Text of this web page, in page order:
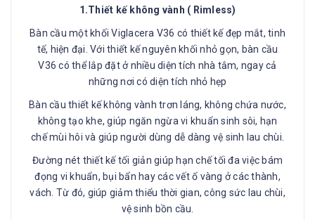
1.Thiết kế không vành ( Rimless)
Bàn cầu một khối Viglacera V36 có thiết kế đẹp mắt, tinh
tế, hiện đại. Với thiết kế nguyên khối nhỏ gọn, bàn cầu
V36 có thể lắp đặt ở nhiều diện tích nhà tắm, ngay cả
những nơi có diện tích nhỏ hẹp
Bàn cầu thiết kế không vành trơn láng, không chứa nước,
không tạo khe, giúp ngăn ngừa vi khuẩn sinh sôi, hạn
chế mùi hôi và giúp người dùng dễ dàng vệ sinh lau chùi.
Đường nét thiết kế tối giản giúp hạn chế tối đa việc bám
đọng vi khuẩn, bụi bẩn hay các vết ố vàng ở các thành,
vách. Từ đó, giúp giảm thiểu thời gian, công sức lau chùi,
vệ sinh bồn cầu.